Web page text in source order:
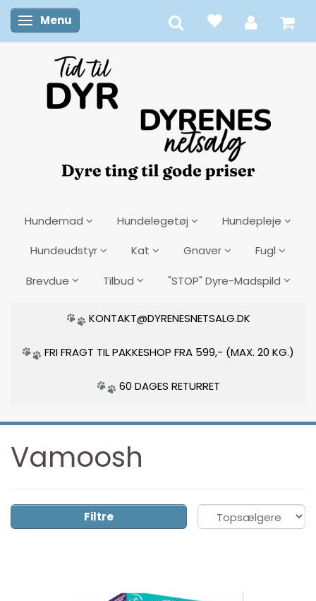
Skifte navigation
Menu
Hundemad Hundelegetøj Hundepleje
Hundeudstyr Kat Gnaver Fugl
Brevdue Tilbud "STOP" Dyre-Madspild
KONTAKT@DYRENESNETSALG.DK
FRI FRAGT TIL PAKKESHOP FRA 599,- (MAX. 20 KG.)
60 DAGES RETURRET
Vamoosh
Filtre